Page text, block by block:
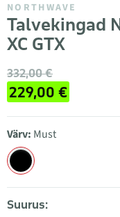
NORTHWAVE
Talvekingad
XC GTX
332,00 €
229,00 €
Värv: Must
Suurus: